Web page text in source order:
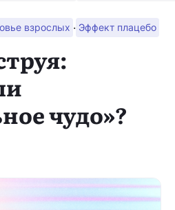
взрослых · Эффект плацебо
чудо»?